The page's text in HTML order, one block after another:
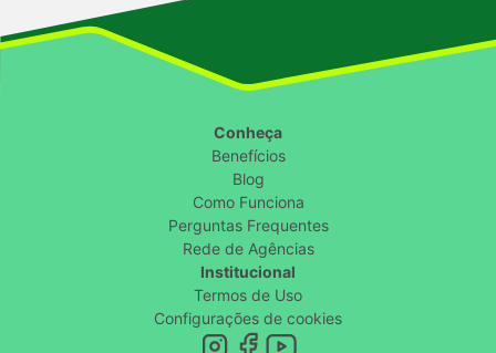
Conheça
Benefícios
Blog
Como Funciona
Perguntas Frequentes
Rede de Agências
Institucional
Termos de Uso
Configurações de cookies